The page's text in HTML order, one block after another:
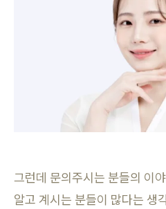
그런데 문의주시는 분들의 이
알고 계시는 분들이 많다는 생